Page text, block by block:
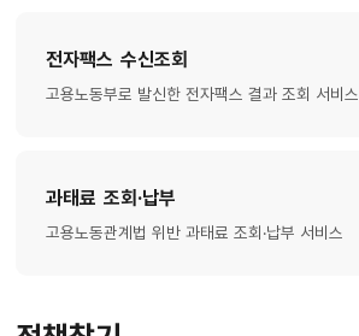
전자팩스 수신조회
고용노동부로 발신한 전자팩스 결과 조회 서비스
과태료 조회·납부
고용노동관계법 위반 과태료 조회·납부 서비스